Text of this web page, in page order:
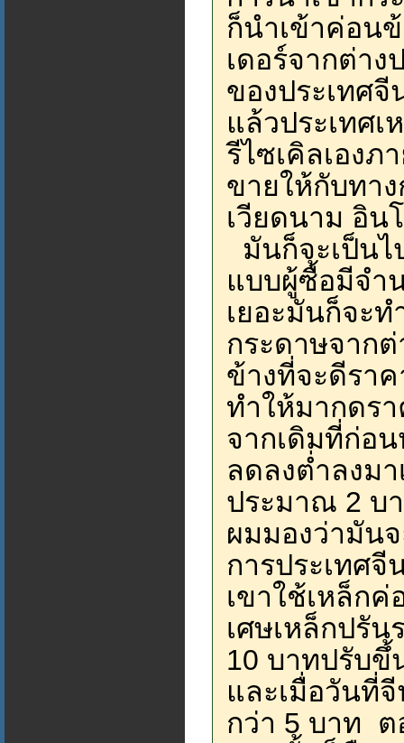
ก็นำเข้าค่อนข้
เดอร์จากต่าง
ของประเทศ
แล้วประเทศ
รีไซเคิลเองภ
ขายให้กับทา
เวียดนาม อิน
มันก็จะเป็น
แบบผู้ซื้อมีจำ
เยอะมันก็จะ
กระดาษจาก
ข้างที่จะดีรา
ทำให้มากดรา
จากเดิมที่ก่อ
ลดลงต่ำลงม
ประมาณ 2 บ
ผมมองว่ามัน
การประเทศจี
เขาใช้เหล็ก
เศษเหล็กปรั
10 บาทปรับขึ้
และเมื่อวันที่
กว่า 5 บาท